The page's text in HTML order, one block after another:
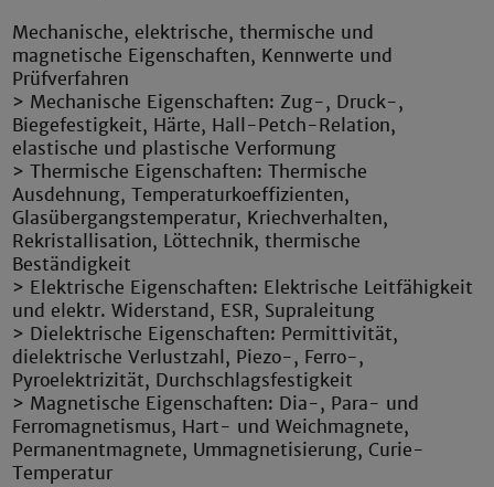
Mechanische, elektrische, thermische und
magnetische Eigenschaften, Kennwerte und
Prüfverfahren
> Mechanische Eigenschaften: Zug-, Druck-,
Biegefestigkeit, Härte, Hall-Petch-Relation,
elastische und plastische Verformung
> Thermische Eigenschaften: Thermische
Ausdehnung, Temperaturkoeffizienten,
Glasübergangstemperatur, Kriechverhalten,
Rekristallisation, Löttechnik, thermische
Beständigkeit
> Elektrische Eigenschaften: Elektrische Leitfähigkeit
und elektr. Widerstand, ESR, Supraleitung
> Dielektrische Eigenschaften: Permittivität,
dielektrische Verlustzahl, Piezo-, Ferro-,
Pyroelektrizität, Durchschlagsfestigkeit
> Magnetische Eigenschaften: Dia-, Para- und
Ferromagnetismus, Hart- und Weichmagnete,
Permanentmagnete, Ummagnetisierung, Curie-
Temperatur